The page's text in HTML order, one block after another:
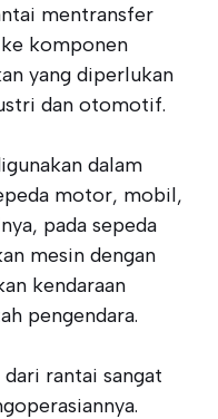
mentransfer
komponen
yang diperlukan
dan otomotif.
dalam
motor, mobil,
pada sepeda
mesin dengan
kendaraan
pengendara.
rantai sangat